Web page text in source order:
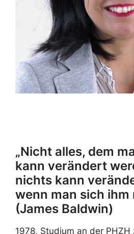
„Nicht alles, dem
kann verändert
nichts kann
wenn man sich ihm
(James Baldwin)
1978, Studium an der PHZH